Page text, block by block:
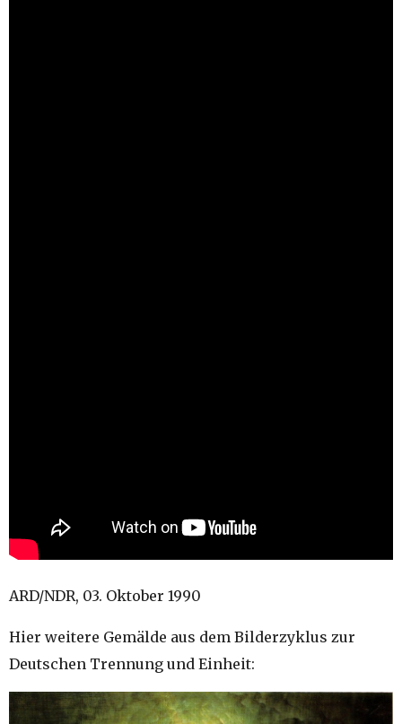
ARD/NDR, 03. Oktober 1990
Hier weitere Gemälde aus dem Bilderzyklus zur
Deutschen Trennung und Einheit: